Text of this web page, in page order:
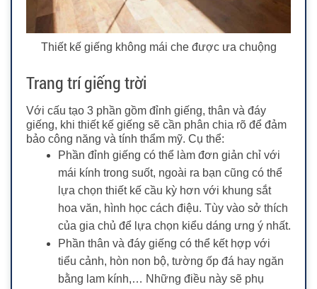
Thiết kế giếng không mái che được ưa chuộng
Trang trí giếng trời
Với cấu tạo 3 phần gồm đỉnh giếng, thân và đáy
giếng, khi thiết kế giếng sẽ cần phân chia rõ để đảm
bảo công năng và tính thẩm mỹ. Cụ thể:
Phần đỉnh giếng có thể làm đơn giản chỉ với
mái kính trong suốt, ngoài ra bạn cũng có thể
lựa chọn thiết kế cầu kỳ hơn với khung sắt
hoa văn, hình học cách điệu. Tùy vào sở thích
của gia chủ để lựa chọn kiểu dáng ưng ý nhất.
Phần thân và đáy giếng có thể kết hợp với
tiểu cảnh, hòn non bộ, tường ốp đá hay ngăn
bằng lam kính,… Những điều này sẽ phụ